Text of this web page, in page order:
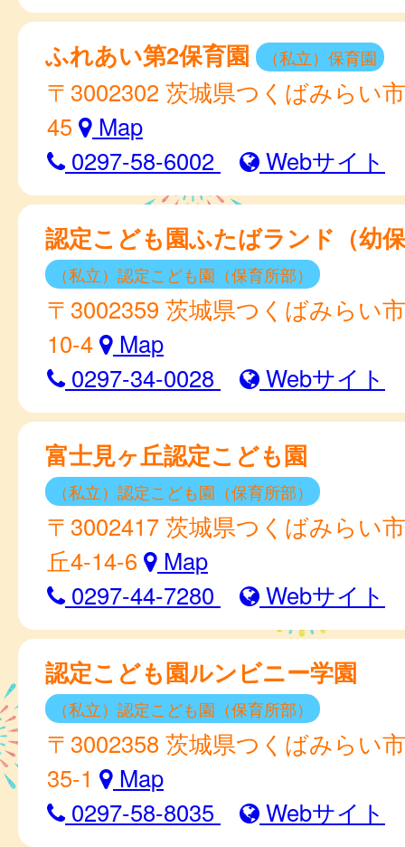
ふれあい第2保育園 （私立）保育園
〒3002302 茨城県つくばみらい
45
Map
0297-58-6002
Webサイト
認定こども園ふたばランド（幼
（私立）認定こども園（保育所部）
〒3002359 茨城県つくばみらい
10-4
Map
0297-34-0028
Webサイト
富士見ヶ丘認定こども園
（私立）認定こども園（保育所部）
〒3002417 茨城県つくばみらい
丘4-14-6
Map
0297-44-7280
Webサイト
認定こども園ルンビニー学園
（私立）認定こども園（保育所部）
〒3002358 茨城県つくばみらい
35-1
Map
0297-58-8035
Webサイト